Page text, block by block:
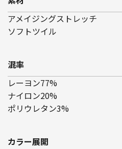
アメイジングストレッチ
ソフトツイル
混率
レーヨン77%
ナイロン20%
ポリウレタン3%
カラー展開